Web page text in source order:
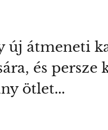
új átmeneti
és persze
ötlet...